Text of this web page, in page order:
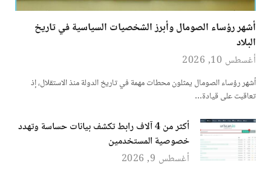
أشهر رؤساء الصومال وأبرز الشخصيات السياسية في تاريخ
البلاد
أغسطس 10, 2026
أشهر رؤساء الصومال يمثلون محطات مهمة في تاريخ الدولة منذ الاستقلال، إذ
تعاقبت على قيادة…
أكثر من 4 آلاف رابط تكشف بيانات حساسة وتهدد
خصوصية المستخدمين
أغسطس 9, 2026